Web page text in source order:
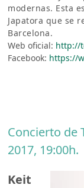
modernas. Esta
Japatora que se
Barcelona.
Web oficial: http://
Facebook: https://
Concierto de
2017, 19:00h.
Keit